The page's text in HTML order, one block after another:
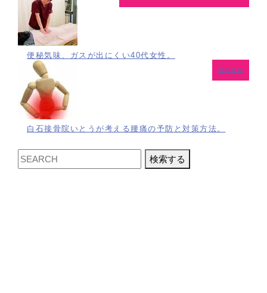
便秘気味、ガスが出にくい40代女性。
腰の痛み
白石接骨院いとうが考える腰痛の予防と対策方法。
検索する